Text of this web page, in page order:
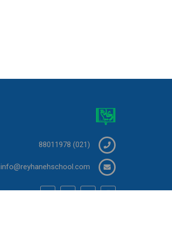
(021) 88011978
info@reyhanehschool.com